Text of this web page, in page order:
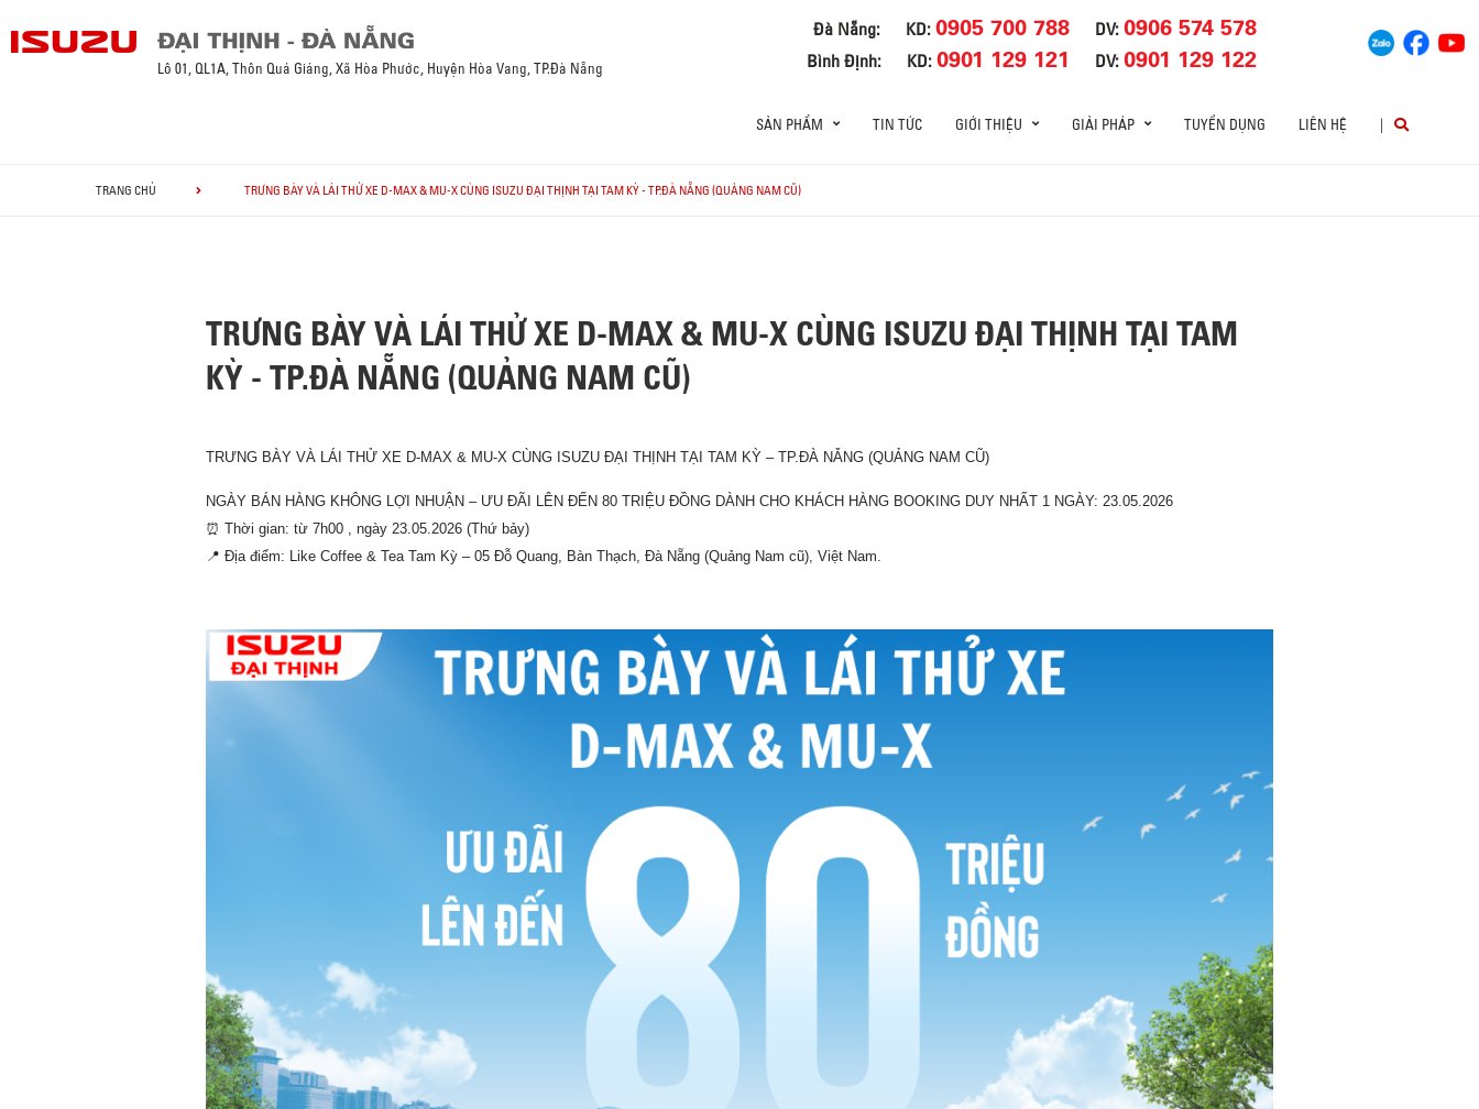
Đà Nẵng: KD:0905 700 788 DV:0906 574 578
Bình Định: KD:0901 129 121 DV:0901 129 122
Lô 01, QL1A, Thôn Quá Giáng, Xã Hòa Phước, Huyện Hòa Vang, TP.Đà Nẵng
SẢN PHẨM TIN TỨC GIỚI THIỆU GIẢI PHÁP TUYỂN DỤNG LIÊN HỆ |
TRANG CHỦ TRƯNG BÀY VÀ LÁI THỬ XE D-MAX & MU-X CÙNG ISUZU ĐẠI THỊNH TẠI TAM KỲ - TP.ĐÀ NẴNG (QUẢNG NAM CŨ)
TRƯNG BÀY VÀ LÁI THỬ XE D-MAX & MU-X CÙNG ISUZU ĐẠI THỊNH TẠI TAM
KỲ - TP.ĐÀ NẴNG (QUẢNG NAM CŨ)
TRƯNG BÀY VÀ LÁI THỬ XE D-MAX & MU-X CÙNG ISUZU ĐẠI THỊNH TẠI TAM KỲ – TP.ĐÀ NẴNG (QUẢNG NAM CŨ)
NGÀY BÁN HÀNG KHÔNG LỢI NHUẬN – ƯU ĐÃI LÊN ĐẾN 80 TRIỆU ĐỒNG DÀNH CHO KHÁCH HÀNG BOOKING DUY NHẤT 1 NGÀY: 23.05.2026
⏰ Thời gian: từ 7h00 , ngày 23.05.2026 (Thứ bảy)
📍 Địa điểm: Like Coffee & Tea Tam Kỳ – 05 Đỗ Quang, Bàn Thạch, Đà Nẵng (Quảng Nam cũ), Việt Nam.